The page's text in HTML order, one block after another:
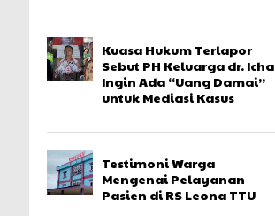
Kuasa Hukum Terlapor
Sebut PH Keluarga dr. Icha
Ingin Ada “Uang Damai”
untuk Mediasi Kasus
Testimoni Warga
Mengenai Pelayanan
Pasien di RS Leona TTU